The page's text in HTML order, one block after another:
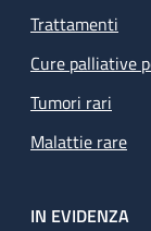
Trattamenti
Cure palliative
Tumori rari
Malattie rare
IN EVIDENZA